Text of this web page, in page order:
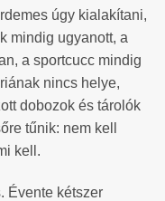
úgy kialakítani,
mindig ugyanott, a
a sportcucc mindig
nincs helye,
dobozok és tárolók
tűnik: nem kell
kell.
Évente kétszer